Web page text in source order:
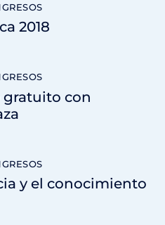
2018
gratuito con
y el conocimiento